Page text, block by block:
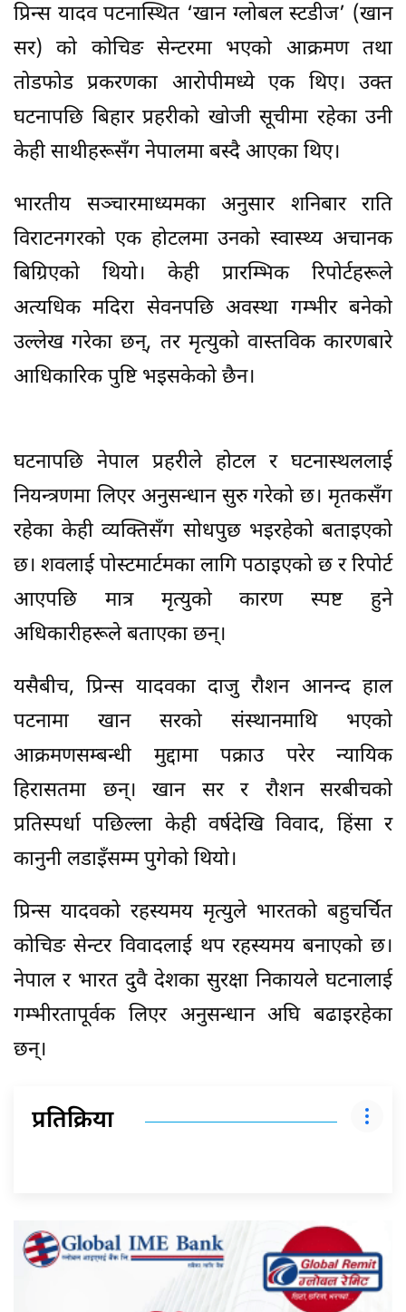
प्रिन्स यादव पटनास्थित ‘खान ग्लोबल स्टडीज’ (खान
सर) को कोचिङ सेन्टरमा भएको आक्रमण तथा
तोडफोड प्रकरणका आरोपीमध्ये एक थिए। उक्त
घटनापछि बिहार प्रहरीको खोजी सूचीमा रहेका उनी
केही साथीहरूसँग नेपालमा बस्दै आएका थिए।
भारतीय सञ्चारमाध्यमका अनुसार शनिबार राति
विराटनगरको एक होटलमा उनको स्वास्थ्य अचानक
बिग्रिएको थियो। केही प्रारम्भिक रिपोर्टहरूले
अत्यधिक मदिरा सेवनपछि अवस्था गम्भीर बनेको
उल्लेख गरेका छन्, तर मृत्युको वास्तविक कारणबारे
आधिकारिक पुष्टि भइसकेको छैन।
घटनापछि नेपाल प्रहरीले होटल र घटनास्थललाई
नियन्त्रणमा लिएर अनुसन्धान सुरु गरेको छ। मृतकसँग
रहेका केही व्यक्तिसँग सोधपुछ भइरहेको बताइएको
छ। शवलाई पोस्टमार्टमका लागि पठाइएको छ र रिपोर्ट
आएपछि मात्र मृत्युको कारण स्पष्ट हुने
अधिकारीहरूले बताएका छन्।
यसैबीच, प्रिन्स यादवका दाजु रौशन आनन्द हाल
पटनामा खान सरको संस्थानमाथि भएको
आक्रमणसम्बन्धी मुद्दामा पक्राउ परेर न्यायिक
हिरासतमा छन्। खान सर र रौशन सरबीचको
प्रतिस्पर्धा पछिल्ला केही वर्षदेखि विवाद, हिंसा र
कानुनी लडाइँसम्म पुगेको थियो।
प्रिन्स यादवको रहस्यमय मृत्युले भारतको बहुचर्चित
कोचिङ सेन्टर विवादलाई थप रहस्यमय बनाएको छ।
नेपाल र भारत दुवै देशका सुरक्षा निकायले घटनालाई
गम्भीरतापूर्वक लिएर अनुसन्धान अघि बढाइरहेका
छन्।
प्रतिक्रिया